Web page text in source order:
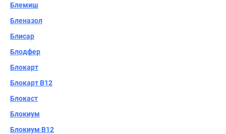
Блемиш
Бленазол
Блисар
Блодфер
Блокарт
Блокарт B12
Блокаст
Блокиум
Блокиум B12